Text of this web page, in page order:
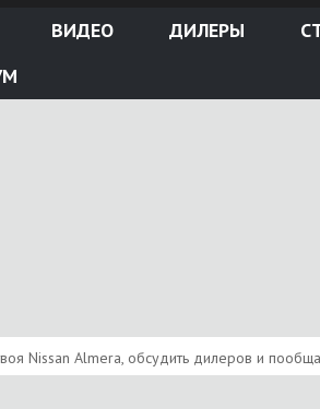
ВИДЕО ДИЛЕРЫ
Nissan Almera, обсудить дилеров и